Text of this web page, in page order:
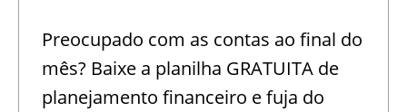
Preocupado com as contas ao final do
mês? Baixe a planilha GRATUITA de
planejamento financeiro e fuja do